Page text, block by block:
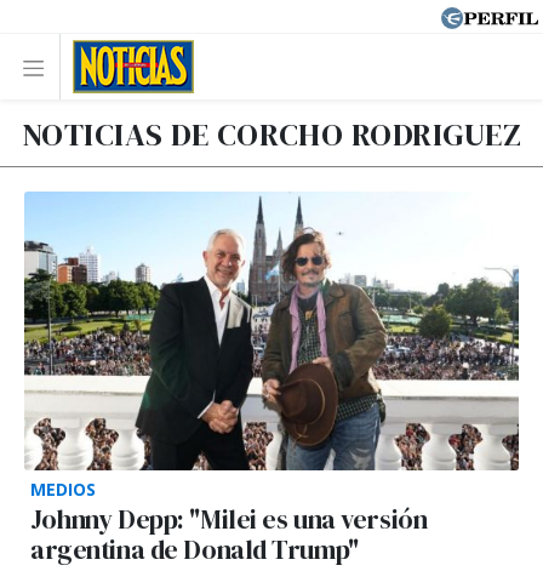
NOTICIAS DE CORCHO RODRIGUEZ
MEDIOS
Johnny Depp: "Milei es una versión
argentina de Donald Trump"